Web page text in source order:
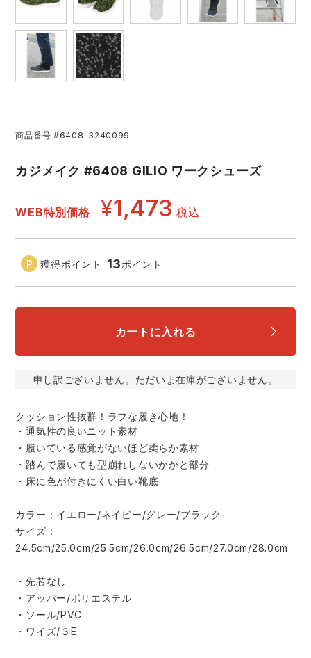
鞄・バッグ
つなぎ
電熱ウェア・ヒートウェア
刺繍・プリント加工対象商品
TSDESIGN ランキング
コーコス ランキング
作業着
ニット
カジュアル
ムービンカット
ニオイクリア
サンエス
スターライト工業 東洋物産工業
藤井電工
商品番号 #6408-3240099
カジメイク #6408 GILIO ワークシューズ
WEB特別価格 ¥1,473 税込
獲得ポイント 13ポイント
カートに入れる
申し訳ございません。ただいま在庫がございません。
クッション性抜群！ラフな履き心地！
・通気性の良いニット素材
・履いている感覚がないほど柔らか素材
・踏んで履いても型崩れしないかかと部分
・床に色が付きにくい白い靴底
カラー：イエロー/ネイビー/グレー/ブラック
サイズ：
24.5cm/25.0cm/25.5cm/26.0cm/26.5cm/27.0cm/28.0cm
・先芯なし
・アッパー/ポリエステル
・ソール/PVC
・ワイズ/３E